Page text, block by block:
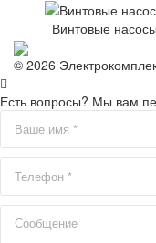
Винтовые насосы
© 2026
Есть вопросы? Мы вам